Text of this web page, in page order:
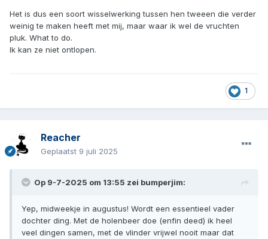
Het is dus een soort wisselwerking tussen hen tweeen die verder
weinig te maken heeft met mij, maar waar ik wel de vruchten
pluk. What to do.
Ik kan ze niet ontlopen.
1
Reacher
Geplaatst 9 juli 2025
Op 9-7-2025 om 13:55 zei bumperjim:
Yep, midweekje in augustus! Wordt een essentieel vader
dochter ding. Met de holenbeer doe (enfin deed) ik heel
veel dingen samen, met de vlinder vrijwel nooit maar dat